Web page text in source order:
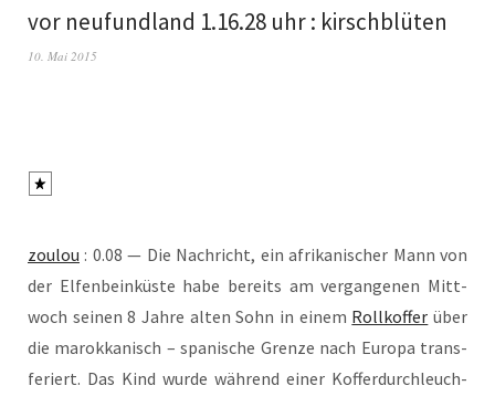
vor neufundland 1.16.28 uhr : kirschblüten
10. Mai 2015
zou­lou : 0.08 — Die Nach­richt, ein afri­ka­ni­scher Mann von
der Elfen­bein­küs­te habe bereits am ver­gan­ge­nen Mitt­
woch sei­nen 8 Jah­re alten Sohn in einem Roll­kof­fer über
die marok­ka­nisch – spa­ni­sche Gren­ze nach Euro­pa trans­
fe­riert. Das Kind wur­de wäh­rend einer Kof­fer­durch­leuch­